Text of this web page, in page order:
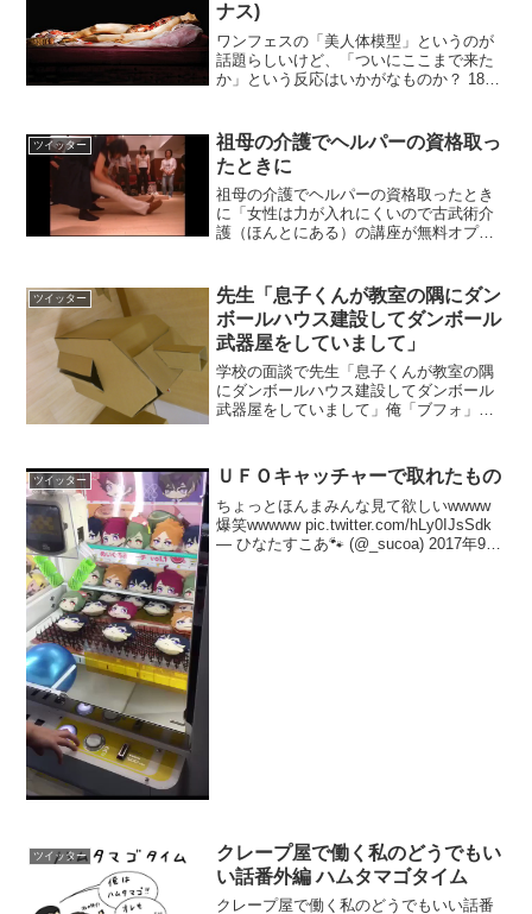
ナス)
ワンフェスの「美人体模型」というのが
話題らしいけど、「ついにここまで来た
か」という反応はいかがなものか？ 18世
(アナトミカルヴィーナス)が作られ、貴族
のコレクションと...
ツイッター
祖母の介護でヘルパーの資格取っ
たときに
祖母の介護でヘルパーの資格取ったとき
に「女性は力が入れにくいので古武術介
護（ほんとにある）の講座が無料オプシ
らとったほうがいいですよ、利用者さん
に最初に伝えておくとセク...
ツイッター
先生「息子くんが教室の隅にダン
ボールハウス建設してダンボール
武器屋をしていまして」
学校の面談で先生「息子くんが教室の隅
にダンボールハウス建設してダンボール
武器屋をしていまして」俺「ブフォ」先
切ったんでこれ以上はあげられないと。
そうしたら武器レンタル...
ツイッター ＵＦＯキャッチャーで取れたもの
ちょっとほんまみんな見て欲しいwwww
爆笑wwwww pic.twitter.com/hLy0IJsSdk
— ひなたすこあ🐾 (@_sucoa) 2017年9月
ツイッター
クレープ屋で働く私のどうでもい
い話番外編 ハムタマゴタイム
クレープ屋で働く私のどうでもいい話番